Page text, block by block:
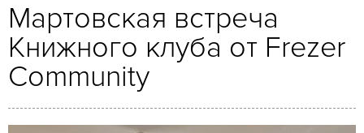
27-44
Мартовская встреча
Книжного клуба от Frezer
Community